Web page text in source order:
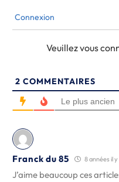
Connexion
Veuillez vous
2 COMMENTAIRES
Le plus ancien
Franck du 85 8 années il y
J’aime beaucoup ces